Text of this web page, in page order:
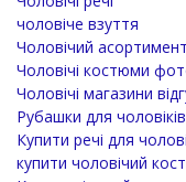
чоловіче взуття
Чоловічий
Чоловічі костюми
Чоловічі магазини
Рубашки для чоловіків
Купити речі для
купити чоловічий